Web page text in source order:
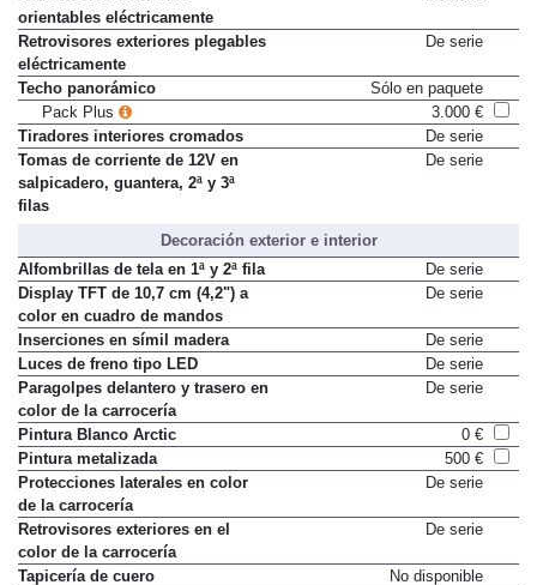
orientables eléctricamente
Retrovisores exteriores plegables
eléctricamente
De serie
Techo panorámico
Sólo en paquete
Pack Plus
3.000 €
Tiradores interiores cromados
De serie
Tomas de corriente de 12V en
salpicadero, guantera, 2ª y 3ª
filas
De serie
Decoración exterior e interior
Alfombrillas de tela en 1ª y 2ª fila
De serie
Display TFT de 10,7 cm (4,2") a
color en cuadro de mandos
De serie
Inserciones en símil madera
De serie
Luces de freno tipo LED
De serie
Paragolpes delantero y trasero en
color de la carrocería
De serie
Pintura Blanco Arctic
0 €
Pintura metalizada
500 €
Protecciones laterales en color
de la carrocería
De serie
Retrovisores exteriores en el
color de la carrocería
De serie
Tapicería de cuero
No disponible